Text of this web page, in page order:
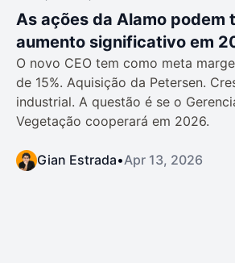
As ações da Alamo podem
aumento significativo em
O novo CEO tem como meta
de 15%. Aquisição da Petersen.
industrial. A questão é se o
Vegetação cooperará em 2026.
Gian Estrada•Apr 13, 2026